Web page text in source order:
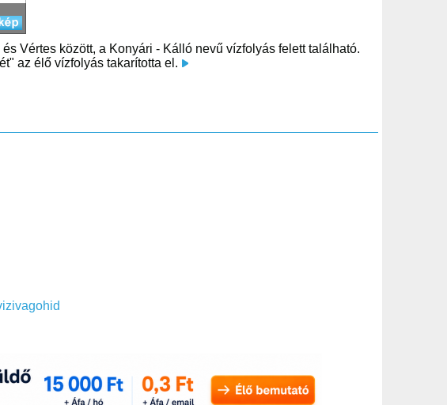
Vértes között, a Konyári - Kálló nevű vízfolyás felett található.
az élő vízfolyás takarította el.